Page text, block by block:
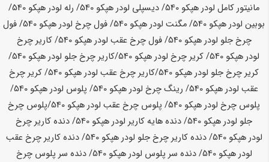
مانیتور کامل لودرهپکو / دیسپلی لودرهپکو / رله لودرهپکو
/
بوبین لودرهپکو / مگنت لودرهپکو / فول چرخ لودرهپکو
/ فول
چرخ جلو لودرهپکو 540 / فول چرخ عقب لودرهپکو 540
/ کاریر چرخ
لودرهپکو / کریر چرخ لودرهپکو /کاریر چرخ جلو لودرهپکو
/
کریر چرخ جلو لودرهپکو /کاریر چرخ عقب لودرهپکو
/ کریر چرخ
عقب لودرهپکو 540 / رینگ چرخ لودرهپکو 540 / پلوس لودرهپکو 540
/
پلوس چرخ لودرهپکو / پلوس چرخ عقب لودرهپکو
/پلوس چرخ
جلو لودرهپکو / دنده هایه کاریر لودرهپکو
/ دنده کاریر چرخ
لودرهپکو 540 / دنده کاریر چرخ جلو لودرهپکو 540
/ دنده کاریر چرخ عقب
لودرهپکو 540 / دنده سر پلوس لودرهپکو 540
/ دنده سر پلوس چرخ